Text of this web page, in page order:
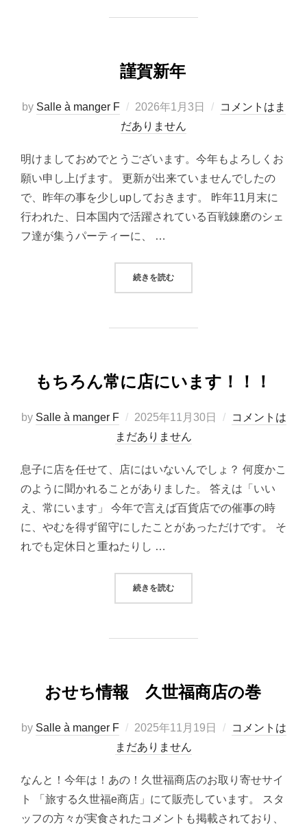
謹賀新年
by Salle à manger F
投
稿
2026年1月3日
コメントはま
だありません
明けましておめでとうございます。今年もよろしくお
願い申し上げます。 更新が出来ていませんでしたの
で、昨年の事を少しupしておきます。 昨年11月末に
行われた、日本国内で活躍されている百戦錬磨のシェ
フ達が集うパーティーに、 …
続きを読む“謹賀新年”
もちろん常に店にいます！！！
by Salle à manger F
投
稿
2025年11月30日
コメントは
まだありません
息子に店を任せて、店にはいないんでしょ？ 何度かこ
のように聞かれることがありました。 答えは「いい
え、常にいます」 今年で言えば百貨店での催事の時
に、やむを得ず留守にしたことがあっただけです。 そ
れでも定休日と重ねたりし …
続きを読む“もちろん常に店にいます！！！”
おせち情報 久世福商店の巻
by Salle à manger F
投
稿
2025年11月19日
コメントは
まだありません
なんと！今年は！あの！久世福商店のお取り寄せサイ
ト 「旅する久世福e商店」にて販売しています。 スタ
ッフの方々が実食されたコメントも掲載されており、